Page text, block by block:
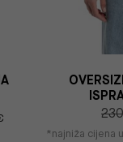
*najniža cijena